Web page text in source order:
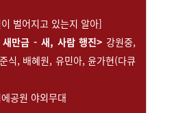
벌어지고 있는지 알아]
만금 - 새, 사람 행진> 강원중,
식, 배혜원, 유민아, 윤가현(다큐
공원 야외무대